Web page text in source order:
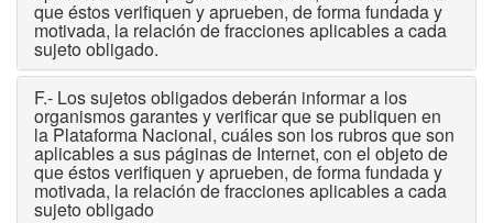
que éstos verifiquen y aprueben, de forma fundada y
motivada, la relación de fracciones aplicables a cada
sujeto obligado.
F.- Los sujetos obligados deberán informar a los
organismos garantes y verificar que se publiquen en
la Plataforma Nacional, cuáles son los rubros que son
aplicables a sus páginas de Internet, con el objeto de
que éstos verifiquen y aprueben, de forma fundada y
motivada, la relación de fracciones aplicables a cada
sujeto obligado